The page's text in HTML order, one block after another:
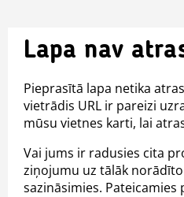
Lapa nav
Pieprasītā lapa netika
vietrādis URL ir pareizi
mūsu vietnes karti, lai
Vai jums ir radusies cita
ziņojumu uz tālāk
sazināsimies. Pateicamies